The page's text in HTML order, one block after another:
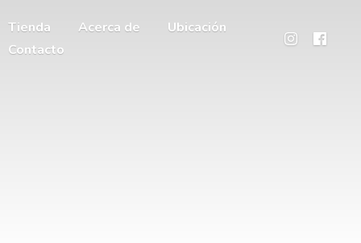
Tienda Acerca de
Ubicación
Contacto